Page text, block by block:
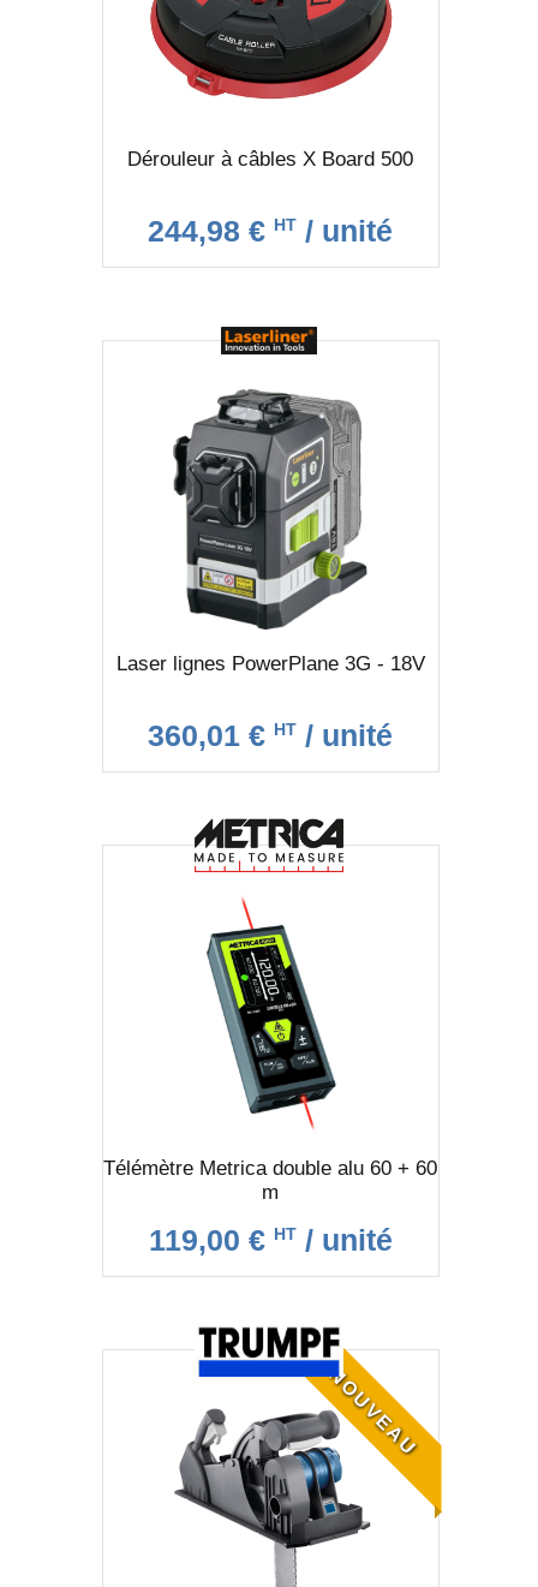
Dérouleur à câbles X Board 500
244,98 € HT / unité
Laser lignes PowerPlane 3G - 18V
360,01 € HT / unité
Télémètre Metrica double alu 60 + 60
m
119,00 € HT/ unité
NOUVEAU